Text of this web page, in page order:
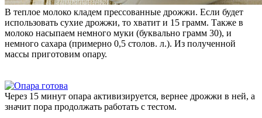
В теплое молоко кладем прессованные дрожжи. Если будет
использовать сухие дрожжи, то хватит и 15 грамм. Также в
молоко насыпаем немного муки (буквально грамм 30), и
немного сахара (примерно 0,5 столов. л.). Из полученной
массы приготовим опару.
Через 15 минут опара активизируется, вернее дрожжи в ней, а
значит пора продолжать работать с тестом.